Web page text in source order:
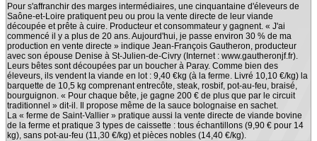
Pour s'affranchir des marges intermédiaires, une cinquantaine d'éleveurs de
Saône-et-Loire pratiquent peu ou prou la vente directe de leur viande
découpée et prête à cuire. Producteur et consommateur y gagnent. « J'ai
commencé il y a plus de 20 ans. Aujourd'hui, je passe environ 30 % de ma
production en vente directe » indique Jean-François Gautheron, producteur
avec son épouse Denise à St-Julien-de-Civry (Internet : www.gautheronjf.fr).
Leurs bêtes sont découpées par un boucher à Paray. Comme bien des
éleveurs, ils vendent la viande en lot : 9,40 €kg (à la ferme. Livré 10,10 €/kg) la
barquette de 10,5 kg comprenant entrecôte, steak, rosbif, pot-au-feu, braisé,
bourguignon. « Pour chaque bête, je gagne 200 € de plus que par le circuit
traditionnel » dit-il. Il propose même de la sauce bolognaise en sachet.
La « ferme de Saint-Vallier » pratique aussi la vente directe de viande bovine
de la ferme et pratique 3 types de caissette : tous échantillons (9,90 € pour 14
kg), sans pot-au-feu (11,30 €/kg) et pièces nobles (14,40 €/kg).